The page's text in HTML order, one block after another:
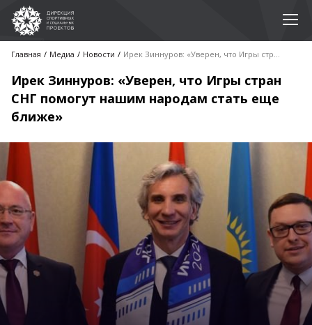
Главная Медиа Новости Ирек Зиннуров: «Уверен, что Игры стран СНГ помогут нашим народам стать еще ближе»
Ирек Зиннуров: «Уверен, что Игры стран
СНГ помогут нашим народам стать еще
ближе»